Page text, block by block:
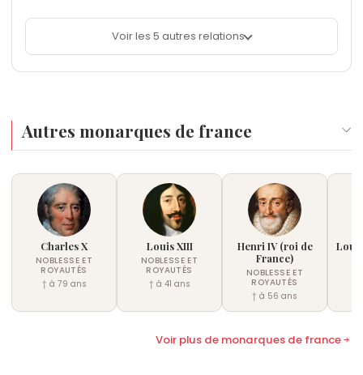
Voir les 5 autres relations
Autres monarques de france
Charles X
NOBLESSE ET
ROYAUTÉS
† à 79 ans
Louis XIII
NOBLESSE ET
ROYAUTÉS
† à 41 ans
Henri IV (roi de
France)
NOBLESSE ET
ROYAUTÉS
† à 56 ans
Voir plus de monarques de france